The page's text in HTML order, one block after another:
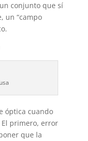
conjunto que sí
un “campo
óptica cuando
primero, error
que la